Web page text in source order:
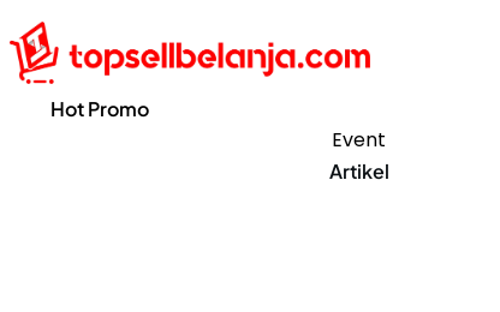
Hot Promo
Event
Artikel